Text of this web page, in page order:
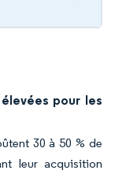
pour les
30 à 50 % de
leur acquisition